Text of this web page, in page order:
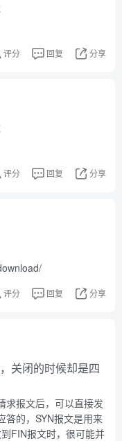
评分 回复 分享
评分 回复 分享
评分 回复 分享
关闭的时候却是四
求报文后，可以直接发
答的，SYN报文是用来
FIN报文时，很可能并